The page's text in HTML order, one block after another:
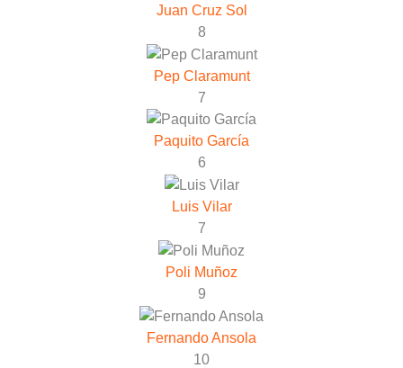
Juan Cruz Sol
8
Pep Claramunt
7
Paquito García
6
Luis Vilar
7
Poli Muñoz
9
Fernando Ansola
10